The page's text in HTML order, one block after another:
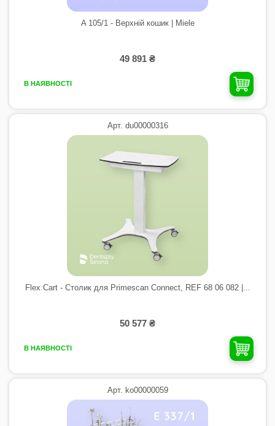
A 105/1 - Верхній кошик | Miele
49 891 ₴
В НАЯВНОСТІ
Арт. du00000316
Flex Cart - Столик для Primescan Connect, REF 68 06 082 |...
50 577 ₴
В НАЯВНОСТІ
Арт. ko00000059